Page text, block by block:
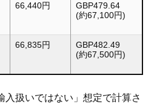
66,440円
GBP479.64
(約67,100円)
66,835円
GBP482.49
(約67,500円)
入扱いではない」想定で計算さ